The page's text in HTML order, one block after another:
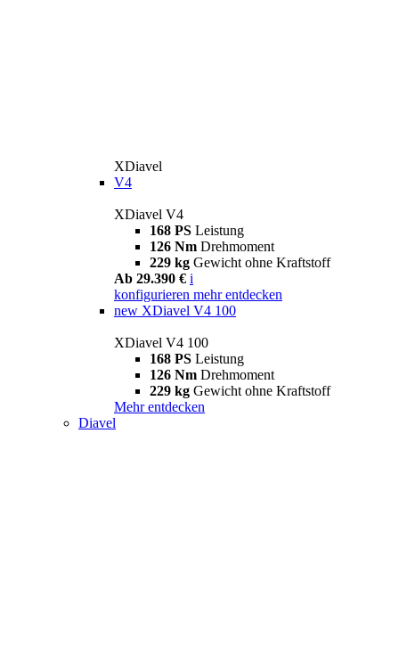
XDiavel
V4
XDiavel V4
168 PS Leistung
126 Nm Drehmoment
229 kg Gewicht ohne Kraftstoff
Ab 29.390 € i
konfigurieren mehr entdecken
new XDiavel V4 100
XDiavel V4 100
168 PS Leistung
126 Nm Drehmoment
229 kg Gewicht ohne Kraftstoff
Mehr entdecken
Diavel